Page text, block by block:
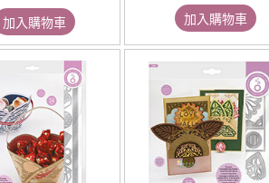
加入購物車 加入購物車